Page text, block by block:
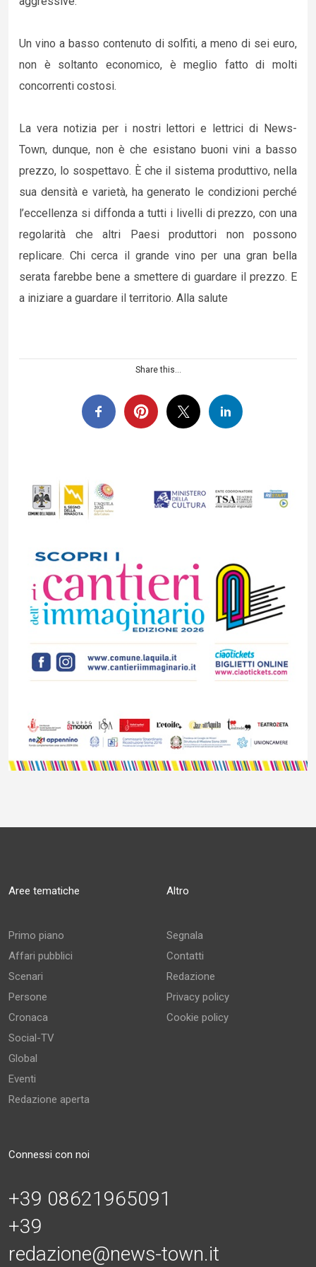
Un vino a basso contenuto di solfiti, a meno di sei euro,
non è soltanto economico, è meglio fatto di molti
concorrenti costosi.
La vera notizia per i nostri lettori e lettrici di News-
Town, dunque, non è che esistano buoni vini a basso
prezzo, lo sospettavo. È che il sistema produttivo, nella
sua densità e varietà, ha generato le condizioni perché
l’eccellenza si diffonda a tutti i livelli di prezzo, con una
regolarità che altri Paesi produttori non possono
replicare. Chi cerca il grande vino per una gran bella
serata farebbe bene a smettere di guardare il prezzo. E
a iniziare a guardare il territorio. Alla salute
Share this...
Aree tematiche
Primo piano
Affari pubblici
Scenari
Persone
Cronaca
Social-TV
Global
Eventi
Redazione aperta
Altro
Segnala
Contatti
Redazione
Privacy policy
Cookie policy
Connessi con noi
+39 08621965091
+39
redazione@news-town.it